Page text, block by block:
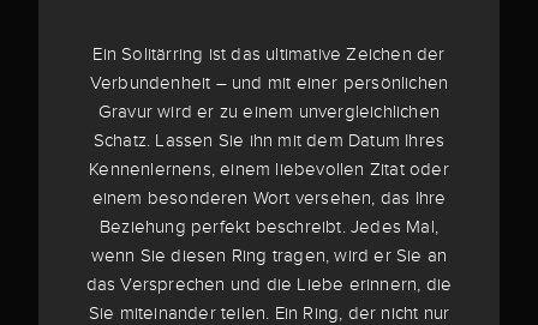
Ein Solitärring ist das ultimative Zeichen der
Verbundenheit – und mit einer persönlichen
Gravur wird er zu einem unvergleichlichen
Schatz. Lassen Sie ihn mit dem Datum Ihres
Kennenlernens, einem liebevollen Zitat oder
einem besonderen Wort versehen, das Ihre
Beziehung perfekt beschreibt. Jedes Mal,
wenn Sie diesen Ring tragen, wird er Sie an
das Versprechen und die Liebe erinnern, die
Sie miteinander teilen. Ein Ring, der nicht nur